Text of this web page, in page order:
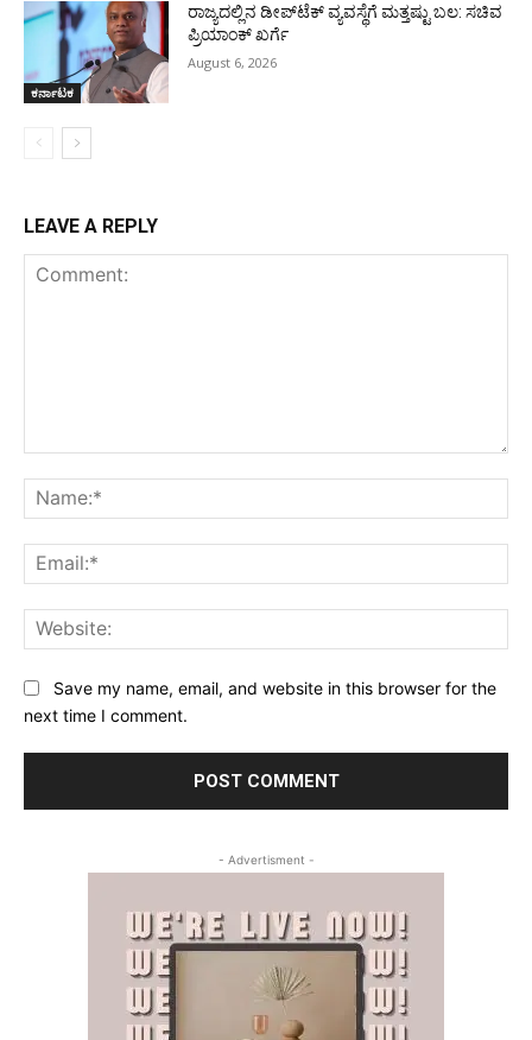
ಕರ್ನಾಟಕ
ರಾಜ್ಯದಲ್ಲಿನ ಡೀಪ್‌ಟೆಕ್‌ ವ್ಯವಸ್ಥೆಗೆ ಮತ್ತಷ್ಟು ಬಲ: ಸಚಿವ
ಪ್ರಿಯಾಂಕ್ ಖರ್ಗೆ
August 6, 2026
LEAVE A REPLY
Save my name, email, and website in this browser for the
next time I comment.
- Advertisment -